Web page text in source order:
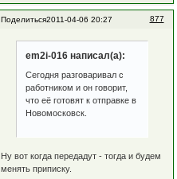
Поделиться 877
2011-04-06 20:27
em2i-016 написал(а):
Сегодня разговаривал с
работником и он говорит,
что её готовят к отправке в
Новомосковск.
Ну вот когда передадут - тогда и будем
менять приписку.